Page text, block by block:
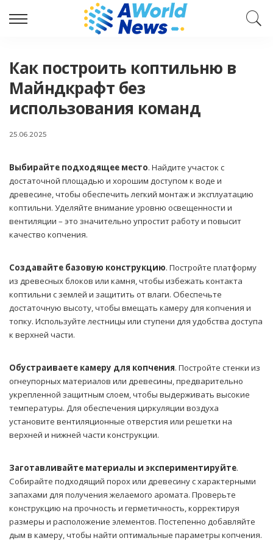
Как построить коптильню в
Майндкрафт без
использования команд
25.06.2025
Выбирайте подходящее место. Найдите участок с
достаточной площадью и хорошим доступом к воде и
древесине, чтобы обеспечить легкий монтаж и эксплуатацию
коптильни. Уделяйте внимание уровню освещенности и
вентиляции – это значительно упростит работу и повысит
качество копчения.
Создавайте базовую конструкцию. Постройте платформу
из древесных блоков или камня, чтобы избежать контакта
коптильни с землей и защитить от влаги. Обеспечьте
достаточную высоту, чтобы вмещать камеру для копчения и
топку. Используйте лестницы или ступени для удобства доступа
к верхней части.
Обустраиваете камеру для копчения. Постройте стенки из
огнеупорных материалов или древесины, предварительно
укрепленной защитным слоем, чтобы выдерживать высокие
температуры. Для обеспечения циркуляции воздуха
установите вентиляционные отверстия или решетки на
верхней и нижней части конструкции.
Заготавливайте материалы и экспериментируйте.
Собирайте подходящий порох или древесину с характерными
запахами для получения желаемого аромата. Проверьте
конструкцию на прочность и герметичность, корректируя
размеры и расположение элементов. Постепенно добавляйте
дым в камеру, чтобы найти оптимальные параметры копчения.